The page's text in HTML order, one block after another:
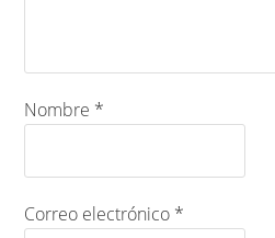
Nombre *
Correo electrónico *